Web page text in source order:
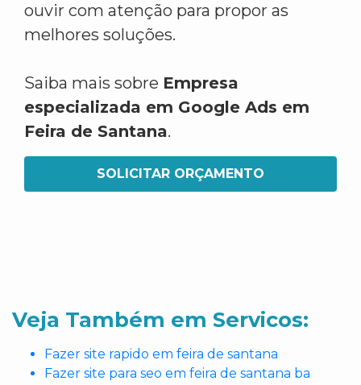
ouvir com atenção para propor as
melhores soluções.
Saiba mais sobre Empresa
especializada em Google Ads em
Feira de Santana.
SOLICITAR ORÇAMENTO
Veja Também em Servicos:
Fazer site rapido em feira de santana
Fazer site para seo em feira de santana ba